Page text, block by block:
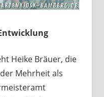
Heike Bräuer, die
Mehrheit als